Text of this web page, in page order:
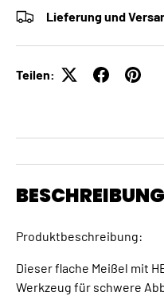
Lieferung und
Teilen:
BESCHREIBUNG
Produktbeschreibung:
Dieser flache Meißel mit
Werkzeug für schwere